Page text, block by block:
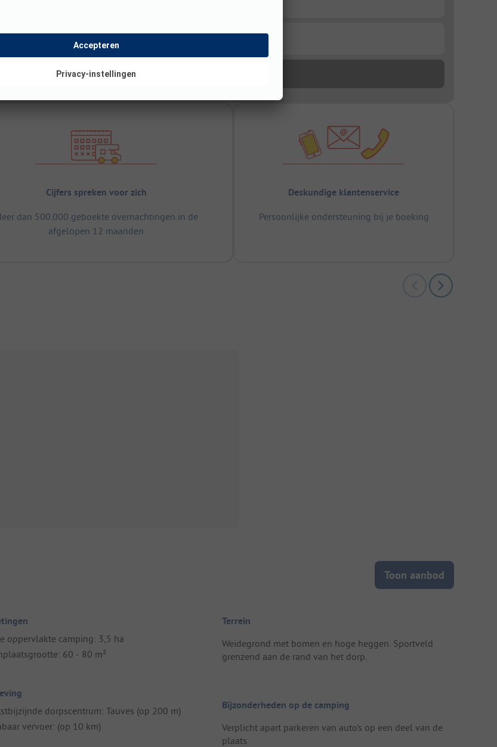
Cijfers spreken voor zich
dan 500.000 geboekte overnachtingen in de
afgelopen 12 maanden
Deskundige klantenservice
Persoonlijke ondersteuning bij je boeking
Toon aanbod
oppervlakte camping: 3,5 ha
60 - 80 m²
dorpscentrum: Tauves (op 200 m)
vervoer: (op 10 km)
Terrein
Weidegrond met bomen en hoge heggen. Sportveld
grenzend aan de rand van het dorp.
Bijzonderheden op de camping
Verplicht apart parkeren van auto's op een deel van de
plaats.